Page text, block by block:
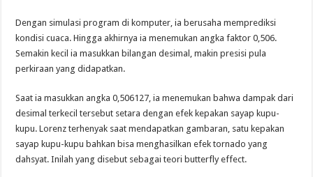
Dengan simulasi program di komputer, ia berusaha memprediksi
kondisi cuaca. Hingga akhirnya ia menemukan angka faktor 0,506.
Semakin kecil ia masukkan bilangan desimal, makin presisi pula
perkiraan yang didapatkan.
Saat ia masukkan angka 0,506127, ia menemukan bahwa dampak dari
desimal terkecil tersebut setara dengan efek kepakan sayap kupu-
kupu. Lorenz terhenyak saat mendapatkan gambaran, satu kepakan
sayap kupu-kupu bahkan bisa menghasilkan efek tornado yang
dahsyat. Inilah yang disebut sebagai teori butterfly effect.